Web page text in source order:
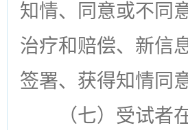
知情、同意或不同
治疗和赔偿、新信
签署、获得知情同
（七）受试